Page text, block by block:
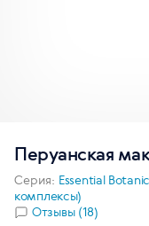
Перуанская
Серия: Essential
комплексы)
Отзывы (18)